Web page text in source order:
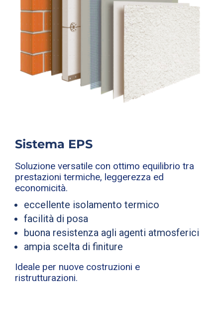
Sistema EPS
Soluzione versatile con ottimo equilibrio tra
prestazioni termiche, leggerezza ed
economicità.
eccellente isolamento termico
facilità di posa
buona resistenza agli agenti atmosferici
ampia scelta di finiture
Ideale per nuove costruzioni e
ristrutturazioni.